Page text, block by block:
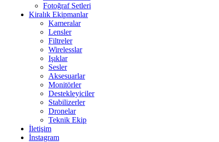
Fotoğraf Setleri
Kiralık Ekipmanlar
Kameralar
Lensler
Filtreler
Wirelesslar
Işıklar
Sesler
Aksesuarlar
Monitörler
Destekleyiciler
Stabilizerler
Dronelar
Teknik Ekip
İletişim
İnstagram